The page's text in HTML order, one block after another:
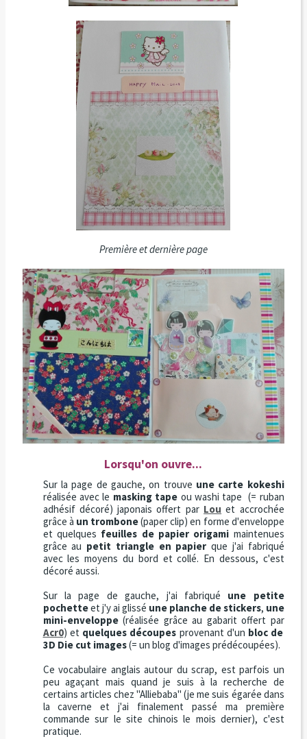
Première et dernière page
Lorsqu'on ouvre...
Sur la page de gauche, on trouve une carte kokeshi
réalisée avec le masking tape ou washi tape (= ruban
adhésif décoré) japonais offert par Lou et accrochée
grâce à un trombone(paper clip) en forme d'enveloppe
et quelques feuilles de papier origami maintenues
grâce au petit triangle en papier que j'ai fabriqué
avec les moyens du bord et collé. En dessous, c'est
décoré aussi.
Sur la page de gauche, j'ai fabriqué une petite
pochetteet j'y ai glissé une planche de stickers, une
mini-enveloppe(réalisée grâce au gabarit offert par
Acr0) et quelques découpes provenant d'un bloc de
3D Die cut images(= un blog d'images prédécoupées).
Ce vocabulaire anglais autour du scrap, est parfois un
peu agaçant mais quand je suis à la recherche de
certains articles chez "Alliebaba" (je me suis égarée dans
la caverne et j'ai finalement passé ma première
commande sur le site chinois le mois dernier), c'est
pratique.